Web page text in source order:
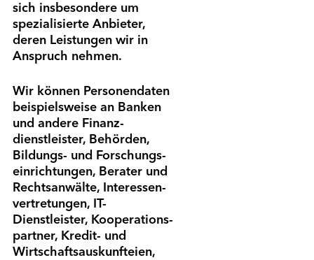
sich insbesondere um
spezialisierte Anbieter,
deren Leistungen wir in
Anspruch nehmen.
Wir können Personen­daten
beispielsweise an Banken
und andere Finanz­
dienstleister, Behörden,
Bildungs- und Forschungs­
einrichtungen, Berater und
Rechtsanwälte, Interessen­
vertretungen, IT-
Dienstleister, Kooperations­
partner, Kredit- und
Wirtschaft­sauskunfteien,